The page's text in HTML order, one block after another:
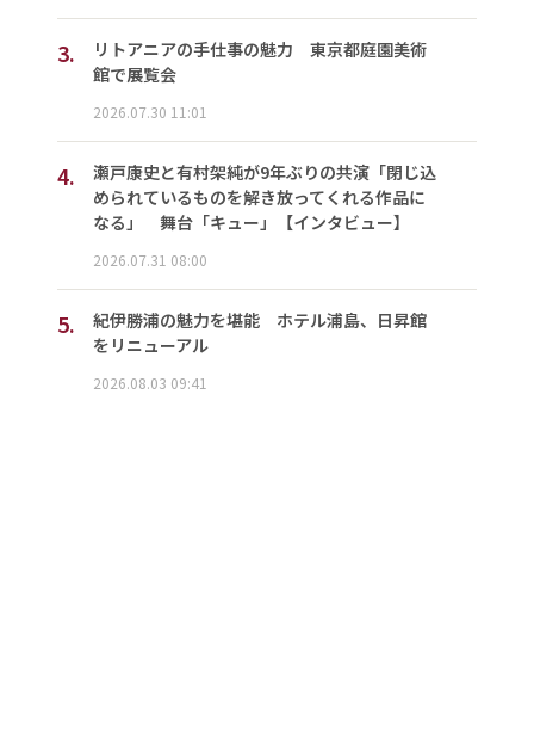
3.
リトアニアの手仕事の魅力 東京都庭園美術
館で展覧会
2026.07.30 11:01
4.
瀬戸康史と有村架純が9年ぶりの共演「閉じ込
められているものを解き放ってくれる作品に
なる」 舞台「キュー」【インタビュー】
2026.07.31 08:00
5.
紀伊勝浦の魅力を堪能 ホテル浦島、日昇館
をリニューアル
2026.08.03 09:41